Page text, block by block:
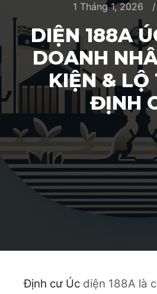
1 Tháng 1, 2026
DIỆN 188A
DOANH
KIỆN & LỘ
ĐỊNH
Định cư Úc diện 188A là